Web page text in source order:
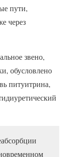
пути,
через
звено,
обусловлено
питуитрина,